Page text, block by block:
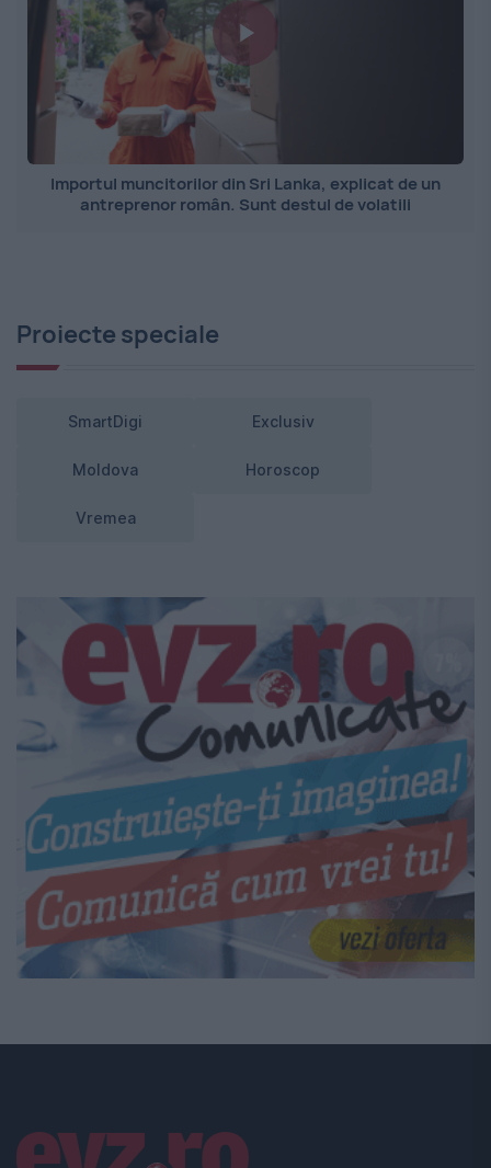
Importul muncitorilor din Sri Lanka, explicat de un
antreprenor român. Sunt destul de volatili
Proiecte speciale
SmartDigi Exclusiv
Moldova Horoscop
Vremea
Linkuri utile